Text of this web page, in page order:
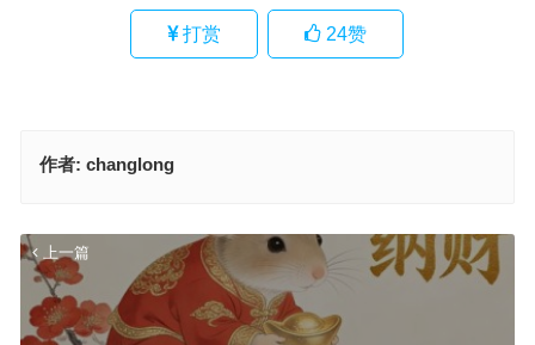
打赏 24赞
作者: changlong
上一篇